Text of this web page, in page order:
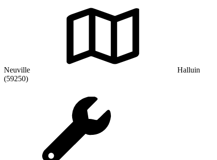
Neuville
Halluin
(59250)